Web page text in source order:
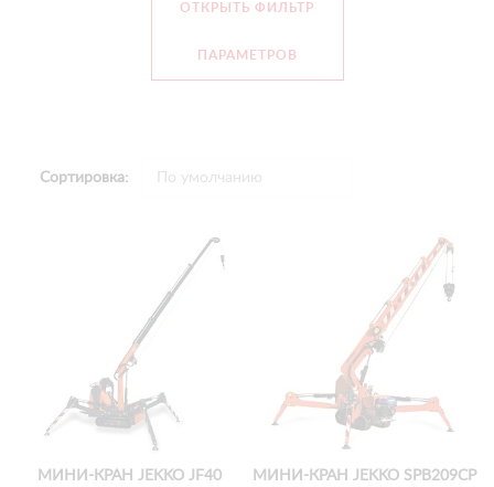
ОТКРЫТЬ ФИЛЬТР
ПАРАМЕТРОВ
Сортировка:
МИНИ-КРАН JEKKO JF40 МИНИ-КРАН JEKKO SPB209CP